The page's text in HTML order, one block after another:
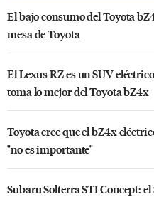
El bajo consumo del Toyota
mesa de Toyota
El Lexus RZ es un SUV
toma lo mejor del Toyota bZ4x
Toyota cree que el bZ4x
"no es importante"
Subaru Solterra STI Concept: